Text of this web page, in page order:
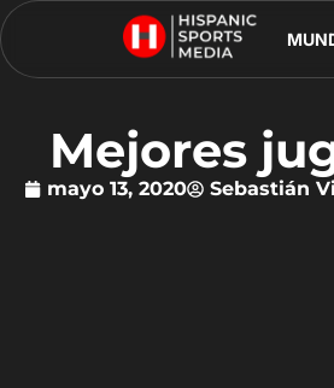
Mejores
mayo 13, 2020 Sebastián